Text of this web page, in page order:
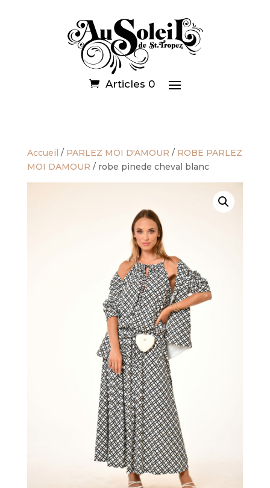
Articles 0
Accueil / PARLEZ MOI D'AMOUR / ROBE PARLEZ
MOI DAMOUR / robe pinede cheval blanc